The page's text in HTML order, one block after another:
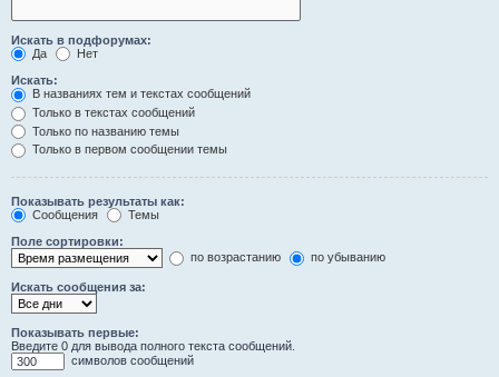
Искать в подфорумах:
Да
Нет
Искать:
В названиях тем и текстах сообщений
Только в текстах сообщений
Только по названию темы
Только в первом сообщении темы
Показывать результаты как:
Сообщения
Темы
Поле сортировки:
по возрастанию
по убыванию
Искать сообщения за:
Показывать первые:
Введите 0 для вывода полного текста сообщений.
символов сообщений